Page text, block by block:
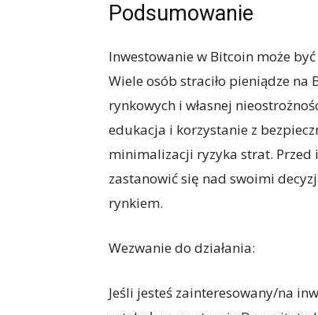
Podsumowanie
Inwestowanie w Bitcoin może
Wiele osób straciło pieniądze
rynkowych i własnej
edukacja i korzystanie z
minimalizacji ryzyka strat. Przed
zastanowić się nad swoimi
rynkiem.
Wezwanie do działania:
Jeśli jesteś zainteresowany/na